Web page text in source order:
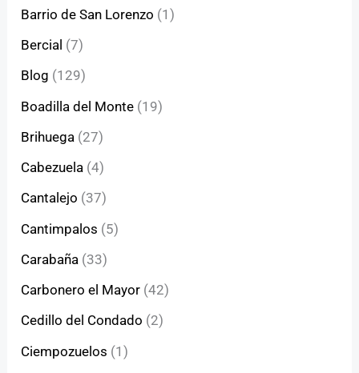
Barrio de San Lorenzo (1)
Bercial (7)
Blog (129)
Boadilla del Monte (19)
Brihuega (27)
Cabezuela (4)
Cantalejo (37)
Cantimpalos (5)
Carabaña (33)
Carbonero el Mayor (42)
Cedillo del Condado (2)
Ciempozuelos (1)